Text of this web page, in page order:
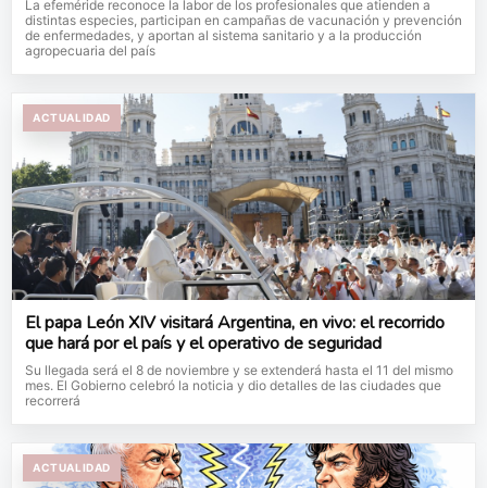
La efeméride reconoce la labor de los profesionales que atienden a
distintas especies, participan en campañas de vacunación y prevención
de enfermedades, y aportan al sistema sanitario y a la producción
agropecuaria del país
ACTUALIDAD
El papa León XIV visitará Argentina, en vivo: el recorrido
que hará por el país y el operativo de seguridad
Su llegada será el 8 de noviembre y se extenderá hasta el 11 del mismo
mes. El Gobierno celebró la noticia y dio detalles de las ciudades que
recorrerá
ACTUALIDAD